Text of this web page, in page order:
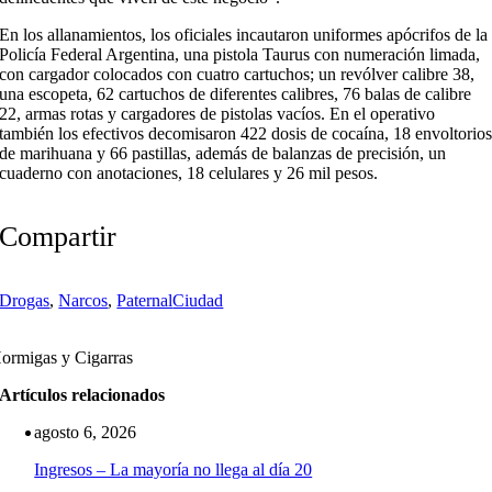
En los allanamientos, los oficiales incautaron uniformes apócrifos de la
Policía Federal Argentina, una pistola Taurus con numeración limada,
con cargador colocados con cuatro cartuchos; un revólver calibre 38,
una escopeta, 62 cartuchos de diferentes calibres, 76 balas de calibre
22, armas rotas y cargadores de pistolas vacíos. En el operativo
también los efectivos decomisaron 422 dosis de cocaína, 18 envoltorios
de marihuana y 66 pastillas, además de balanzas de precisión, un
cuaderno con anotaciones, 18 celulares y 26 mil pesos.
Compartir
Drogas,Narcos,PaternalCiudad
y Cigarras
Artículos relacionados
agosto 6, 2026
Ingresos – La mayoría no llega al día 20